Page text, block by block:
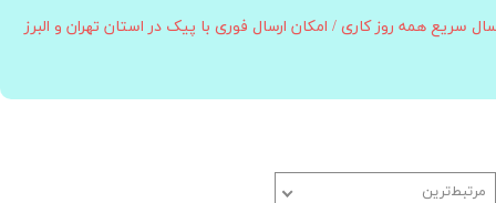
سریع همه روز کاری / امکان ارسال فوری با پیک در استان تهران و البرز
مرتبط‌ترین